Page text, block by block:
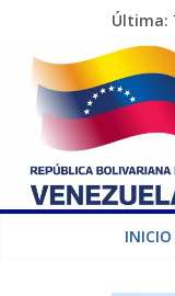
Última:
INICIO